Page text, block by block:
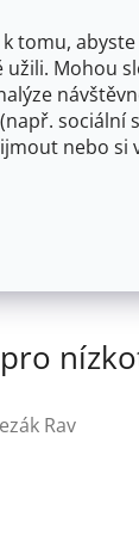
tomu,
Mohou
sociální
nebo si
pro
Rav